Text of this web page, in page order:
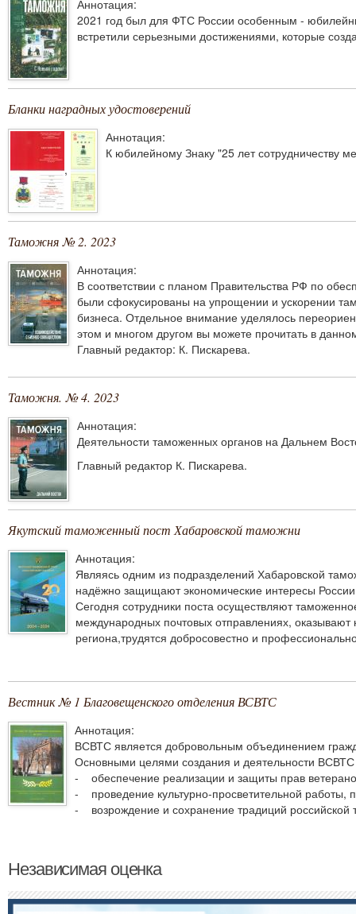
Аннотация:
2021 год был для ФТС России особенным -
встретили серьезными достижениями, которые
Бланки наградных удостоверений
,
Аннотация:
К юбилейному Знаку "25 лет сотрудничеству
Таможня № 2. 2023
Аннотация:
В соответствии с планом Правительства РФ по
были сфокусированы на упрощении и ускорении
бизнеса. Отдельное внимание уделялось
этом и многом другом вы можете прочитать в
Главный редактор: К. Пискарева.
Таможня. № 4. 2023
Аннотация:
Деятельности таможенных органов на Дальнем
Главный редактор К. Пискарева.
Якутский таможенный пост Хабаровской таможни
Аннотация:
Являясь одним из подразделений Хабаровской
надёжно защищают экономические интересы
Сегодня сотрудники поста осуществляют
международных почтовых отправлениях,
региона,трудятся добросовестно и
Вестник № 1 Благовещенского отделения ВСВТС
Аннотация:
ВСВТС является добровольным объединением
Основными целями создания и деятельности
- обеспечение реализации и защиты прав
- проведение культурно-просветительной работы,
- возрождение и сохранение традиций российской
Независимая оценка